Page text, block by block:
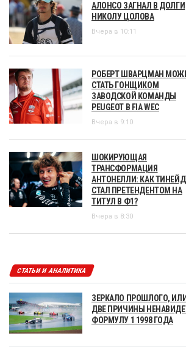
АЛОНСО ЗАГНАЛ В ДОЛГИ
НИКОЛУ ЦОЛОВА
Вчера в 10:11
РОБЕРТ ШВАРЦМАН
СТАТЬ ГОНЩИКОМ
ЗАВОДСКОЙ КОМАНДЫ
PEUGEOT В FIA WEC
Вчера в 9:10
ШОКИРУЮЩАЯ
ТРАНСФОРМАЦИЯ
АНТОНЕЛЛИ: КАК
СТАЛ ПРЕТЕНДЕНТОМ НА
ТИТУЛ В Ф1?
Вчера в 8:30
СТАТЬИ И АНАЛИТИКА
ЗЕРКАЛО ПРОШЛОГО, ИЛИ
ДВЕ ПРИЧИНЫ
ФОРМУЛУ 1 1998 ГОДА